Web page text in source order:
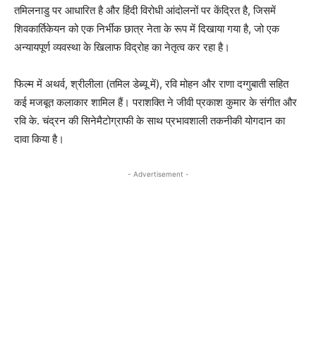
तमिलनाडु पर आधारित है और हिंदी विरोधी आंदोलनों पर केंद्रित है, जिसमें
शिवकार्तिकेयन को एक निर्भीक छात्र नेता के रूप में दिखाया गया है, जो एक
अन्यायपूर्ण व्यवस्था के खिलाफ विद्रोह का नेतृत्व कर रहा है।
फिल्म में अथर्व, श्रीलीला (तमिल डेब्यू में), रवि मोहन और राणा दग्गुबाती सहित
कई मजबूत कलाकार शामिल हैं। पराशक्ति ने जीवी प्रकाश कुमार के संगीत और
रवि के. चंद्रन की सिनेमैटोग्राफी के साथ प्रभावशाली तकनीकी योगदान का
दावा किया है।
- Advertisement -